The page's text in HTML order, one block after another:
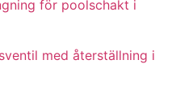
för poolschakt i
med återställning i